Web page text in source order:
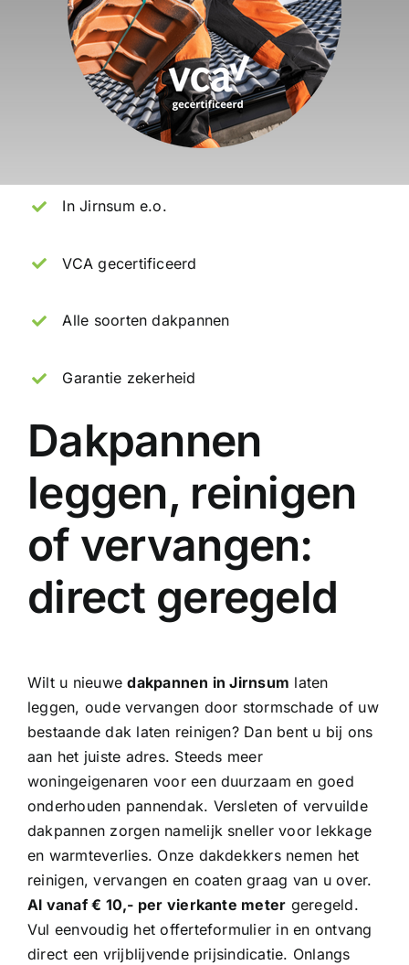
In Jirnsum e.o.
VCA gecertificeerd
Alle soorten dakpannen
Garantie zekerheid
Dakpannen
leggen, reinigen
of vervangen:
direct geregeld
Wilt u nieuwedakpannen in Jirnsum laten
leggen, oude vervangen door stormschade of uw
bestaande dak laten reinigen? Dan bent u bij ons
aan het juiste adres. Steeds meer
woningeigenaren voor een duurzaam en goed
onderhouden pannendak. Versleten of vervuilde
dakpannen zorgen namelijk sneller voor lekkage
en warmteverlies. Onze dakdekkersnemen het
reinigen, vervangen en coaten graag van u over.
Al vanaf € 10,- per vierkante meter geregeld.
Vul eenvoudig het offerteformulier in en ontvang
direct een vrijblijvende prijsindicatie. Onlangs